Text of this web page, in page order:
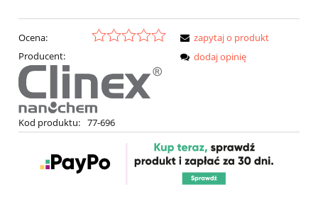
Ocena:
Producent:
Kod produktu: 77-696
zapytaj o produkt
dodaj opinię